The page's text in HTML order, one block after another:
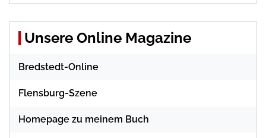
Unsere Online Magazine
Bredstedt-Online
Flensburg-Szene
Homepage zu meinem Buch